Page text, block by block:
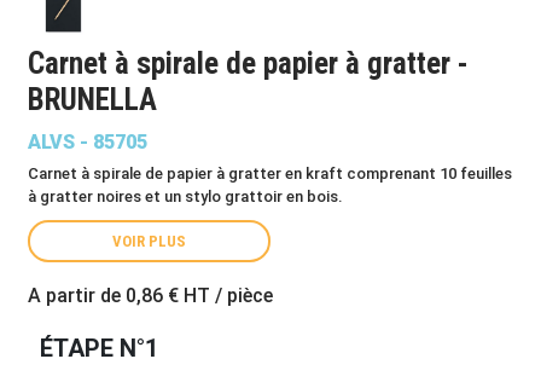
Carnet à spirale de papier à gratter -
BRUNELLA
ALVS - 85705
Carnet à spirale de papier à gratter en kraft comprenant 10 feuilles
à gratter noires et un stylo grattoir en bois.
VOIR PLUS
A partir de 0,86 € HT / pièce
ÉTAPE N°1